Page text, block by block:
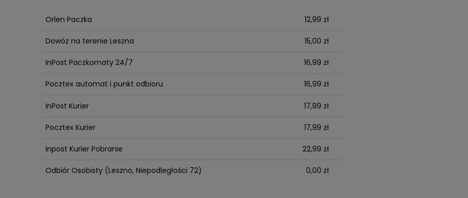
Orlen Paczka 12,99 zł
Dowóz na terenie Leszna 15,00 zł
InPost Paczkomaty 24/7 16,99 zł
Pocztex automat i punkt odbioru 16,99 zł
InPost Kurier 17,99 zł
Pocztex Kurier 17,99 zł
Inpost Kurier Pobranie 22,99 zł
Odbiór Osobisty (Leszno, Niepodległości 72) 0,00 zł